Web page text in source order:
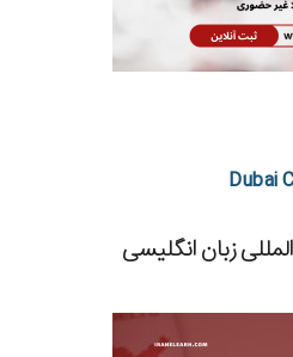
Dubai
زبان انگلیسی